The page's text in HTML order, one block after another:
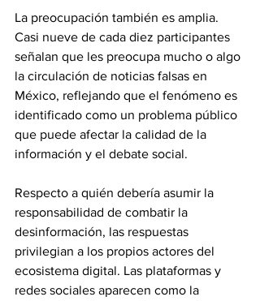
La preocupación también es amplia.
Casi nueve de cada diez participantes
señalan que les preocupa mucho o algo
la circulación de noticias falsas en
México, reflejando que el fenómeno es
identificado como un problema público
que puede afectar la calidad de la
información y el debate social.
Respecto a quién debería asumir la
responsabilidad de combatir la
desinformación, las respuestas
privilegian a los propios actores del
ecosistema digital. Las plataformas y
redes sociales aparecen como la